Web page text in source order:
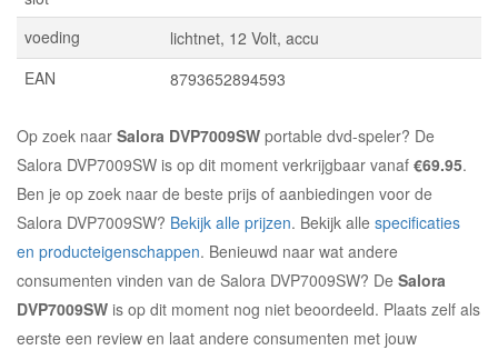
voeding
lichtnet, 12 Volt, accu
EAN
8793652894593
Op zoek naar Salora DVP7009SW portable dvd-speler? De
Salora DVP7009SW is op dit moment verkrijgbaar vanaf €69.95.
Ben je op zoek naar de beste prijs of aanbiedingen voor de
Salora DVP7009SW? Bekijk alle prijzen. Bekijk alle specificaties
en producteigenschappen. Benieuwd naar wat andere
consumenten vinden van de Salora DVP7009SW? De Salora
DVP7009SW is op dit moment nog niet beoordeeld. Plaats zelf als
eerste een review en laat andere consumenten met jouw